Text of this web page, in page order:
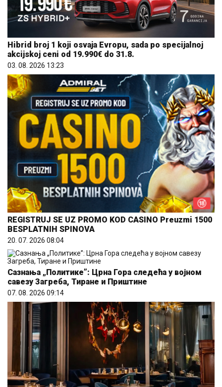
Hibrid broj 1 koji osvaja Evropu, sada po specijalnoj
akcijskoj ceni od 19.990€ do 31.8.
03. 08. 2026 13:23
REGISTRUJ SE UZ PROMO KOD CASINO Preuzmi 1500
BESPLATNIH SPINOVA
20. 07. 2026 08:04
Сазнања „Политике”: Црна Гора следећа у војном
савезу Загреба, Тиране и Приштине
07. 08. 2026 09:14